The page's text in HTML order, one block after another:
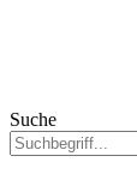
Suche